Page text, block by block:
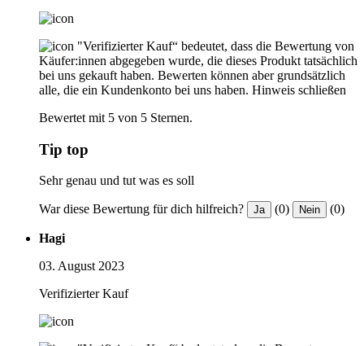
"Verifizierter Kauf“ bedeutet, dass die Bewertung von
Käufer:innen abgegeben wurde, die dieses Produkt tatsächlich
bei uns gekauft haben. Bewerten können aber grundsätzlich
alle, die ein Kundenkonto bei uns haben. Hinweis schließen
Bewertet mit 5 von 5 Sternen.
Tip top
Sehr genau und tut was es soll
War diese Bewertung für dich hilfreich? Ja (0) Nein (0)
Hagi
03. August 2023
Verifizierter Kauf